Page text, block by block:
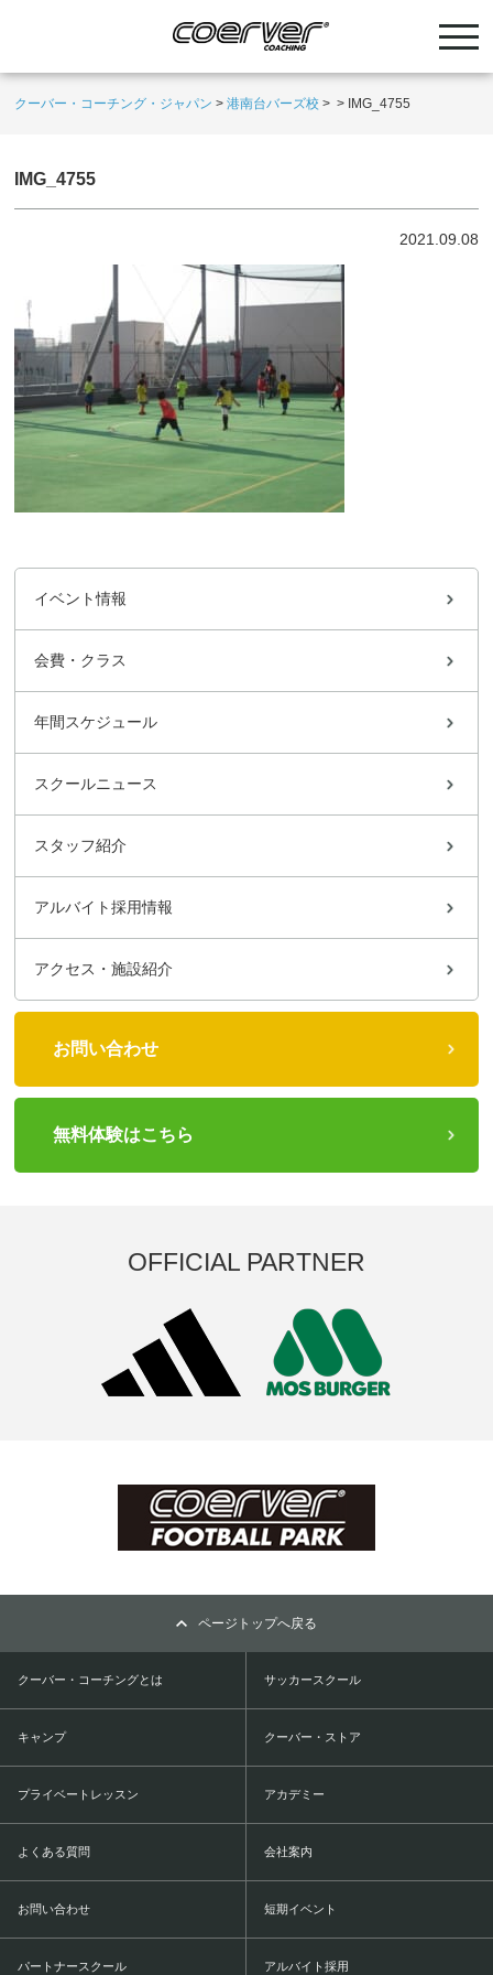
クーバー・コーチング・ジャパン >港南台バーズ校 > > IMG_4755
IMG_4755
2021.09.08
イベント情報
会費・クラス
年間スケジュール
スクールニュース
スタッフ紹介
アルバイト採用情報
アクセス・施設紹介
お問い合わせ
無料体験はこちら
OFFICIAL PARTNER
ページトップへ戻る
クーバー・コーチングとは サッカースクール
キャンプ クーバー・ストア
プライベートレッスン アカデミー
よくある質問 会社案内
お問い合わせ 短期イベント
パートナースクール アルバイト採用